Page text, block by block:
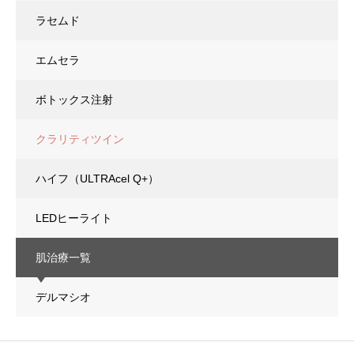
ラセムド
エムセラ
ボトックス注射
クラリティツイン
ハイフ（ULTRAcel Q+）
LEDヒーライト
肌治療一覧
デルマシオ